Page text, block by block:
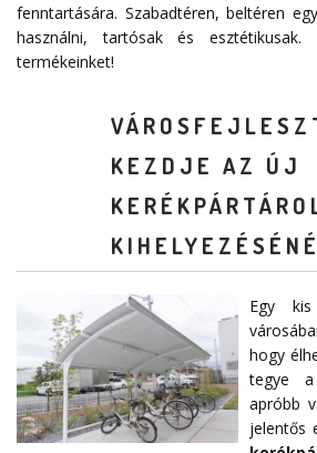
fenntartására. Szabadtéren, beltéren
használni, tartósak és
termékeinket!
KEZDJE AZ ÚJ
Egy
hogy
tegye
apróbb
jelentős